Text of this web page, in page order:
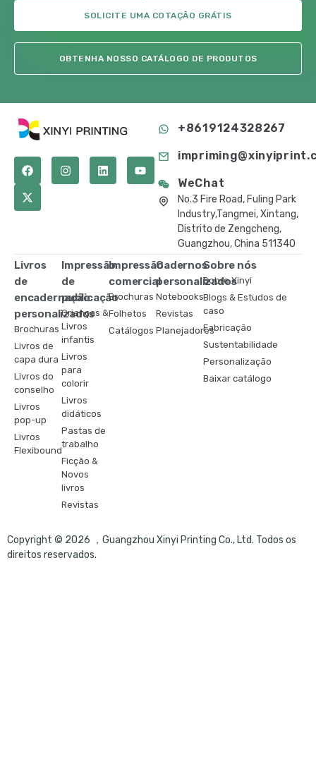
SOLICITE UMA COTAÇÃO GRÁTIS
OBTENHA NOSSO CATÁLOGO DE PRODUTOS
+8619124328267
WeChat
No.3 Fire Road, Fuling Park
Industry,Tangmei, Xintang,
Distrito de Zengcheng,
Guangzhou, China 511340
Livros
de
encadernação
personalizados
Brochuras
Livros de
capa dura
Livros do
conselho
Livros
pop-up
Livros
Flexibound
Impressão
de
publicação
Crianças &
Livros
infantis
Livros
para
colorir
Livros
didáticos
Pastas de
trabalho
Ficção &
Novos
livros
Revistas
Impressão
comercial
Brochuras
Folhetos
Catálogos
Cadernos
personalizados
Notebooks
Revistas
Planejadores
Sobre nós
Sobre Xinyi
Blogs & Estudos de
caso
Fabricação
Sustentabilidade
Personalização
Baixar catálogo
Copyright © 2026 ，Guangzhou Xinyi Printing Co., Ltd. Todos os
direitos reservados.